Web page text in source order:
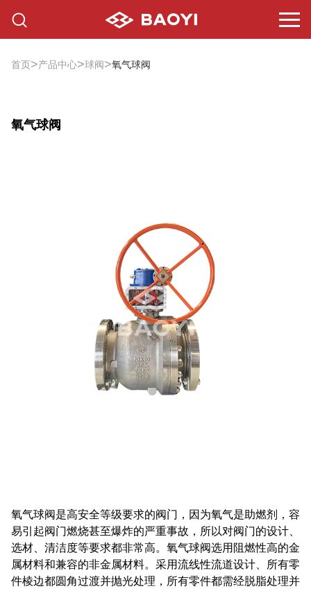
首页>产品中心>球阀>氧气球阀
氧气球阀
氧气球阀是高安全等级要求的阀门，因为氧气是助燃剂，容
易引起阀门燃烧甚至爆炸的严重事故，所以对阀门的设计、
选材、清洁度等要求都非常高。氧气球阀选用阻燃性高的金
属材料和兼容的非金属材料。采用流线性流道设计、所有零
件棱边都圆角过渡并抛光处理，所有零件都需经脱脂处理并